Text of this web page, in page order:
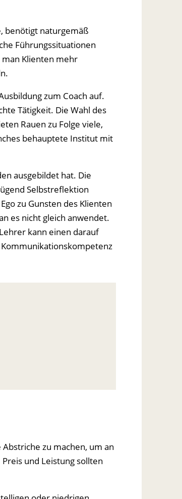
benötigt naturgemäß
Führungssituationen
man Klienten mehr
zum Coach auf.
Tätigkeit. Die Wahl des
Rauen zu Folge viele,
behauptete Institut mit
ausgebildet hat. Die
Selbstreflektion
zu Gunsten des Klienten
es nicht gleich anwendet.
kann einen darauf
zu machen, um an
und Leistung sollten